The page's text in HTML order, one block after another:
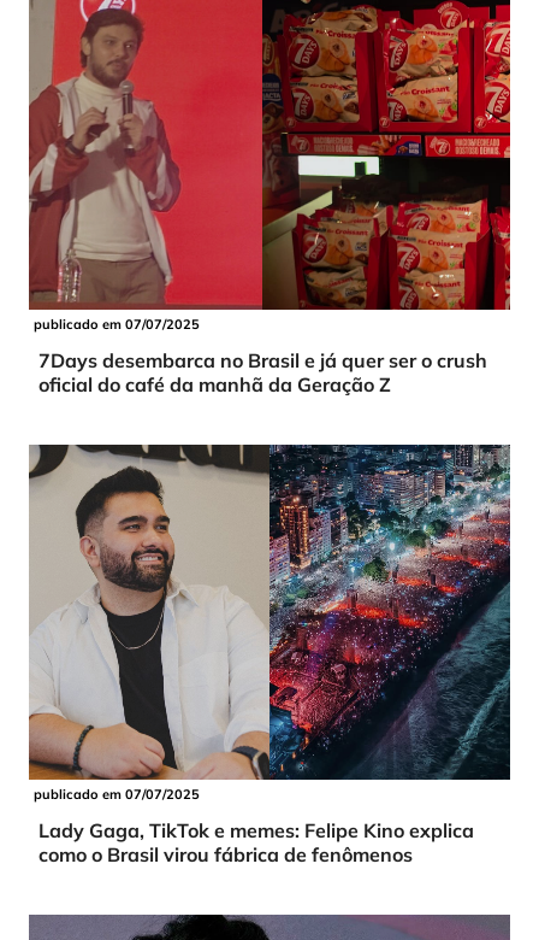
publicado em 07/07/2025
7Days desembarca no Brasil e já quer ser o crush
oficial do café da manhã da Geração Z
publicado em 07/07/2025
Lady Gaga, TikTok e memes: Felipe Kino explica
como o Brasil virou fábrica de fenômenos